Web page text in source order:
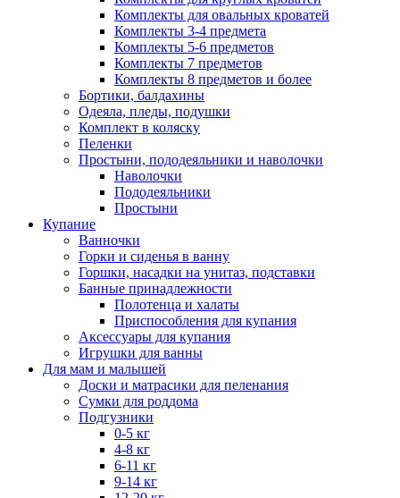
Комплекты для овальных кроватей
Комплекты 3-4 предмета
Комплекты 5-6 предметов
Комплекты 7 предметов
Комплекты 8 предметов и более
Бортики, балдахины
Одеяла, пледы, подушки
Комплект в коляску
Пеленки
Простыни, пододеяльники и наволочки
Наволочки
Пододеяльники
Простыни
Купание
Ванночки
Горки и сиденья в ванну
Горшки, насадки на унитаз, подставки
Банные принадлежности
Полотенца и халаты
Приспособления для купания
Аксессуары для купания
Игрушки для ванны
Для мам и малышей
Доски и матрасики для пеленания
Сумки для роддома
Подгузники
0-5 кг
4-8 кг
6-11 кг
9-14 кг